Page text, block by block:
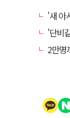
'새 아
'단비
2만명